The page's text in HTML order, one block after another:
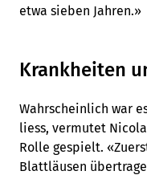
etwa sieben Jahren.»
Krankheiten
Wahrscheinlich war
liess, vermutet
Rolle gespielt.
Blattläusen